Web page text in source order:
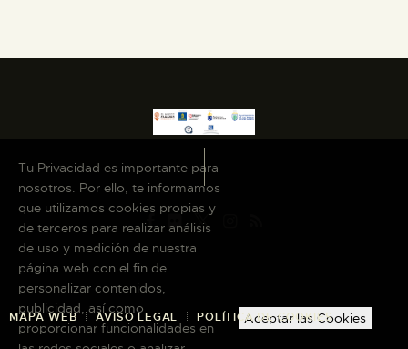
MAPA WEB AVISO LEGAL POLÍTICA DE COOKIES
Tu Privacidad es importante para
nosotros. Por ello, te informamos
que utilizamos cookies propias y
de terceros para realizar análisis
de uso y medición de nuestra
página web con el fin de
personalizar contenidos,
publicidad, así como
proporcionar funcionalidades en
Aceptar las Cookies